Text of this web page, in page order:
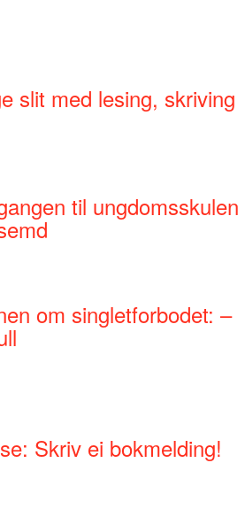
slit med lesing, skriving
til ungdomsskulen
om singletforbodet: –
Skriv ei bokmelding!